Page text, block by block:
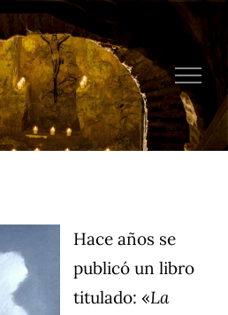
Hace años se
publicó un libro
titulado: «La